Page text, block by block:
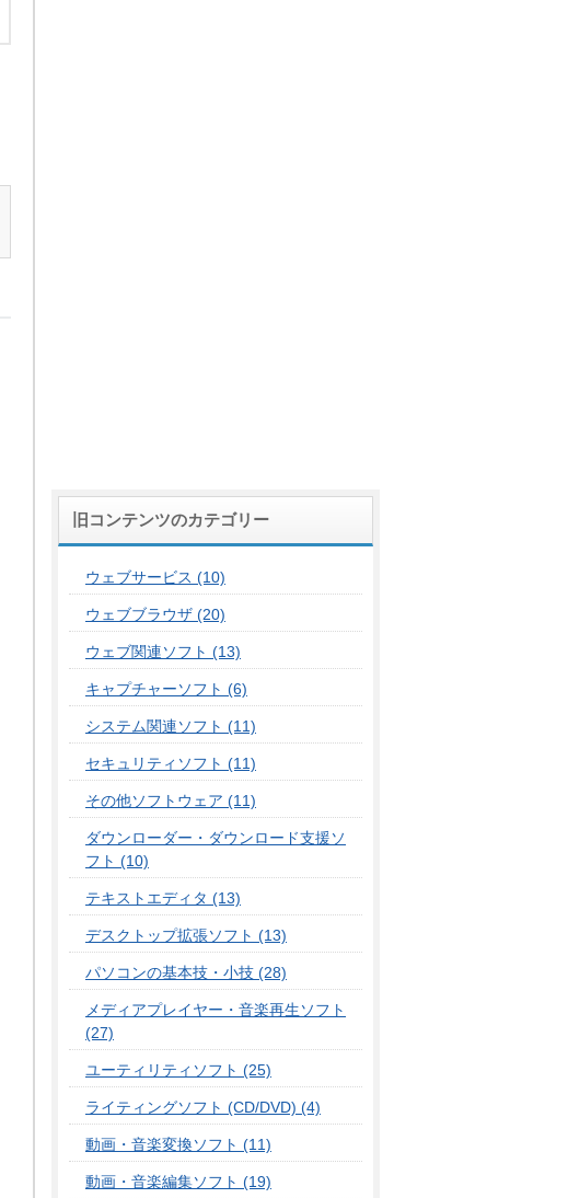
旧コンテンツのカテゴリー
ウェブサービス (10)
ウェブブラウザ (20)
ウェブ関連ソフト (13)
キャプチャーソフト (6)
システム関連ソフト (11)
セキュリティソフト (11)
その他ソフトウェア (11)
ダウンローダー・ダウンロード支援ソ
フト (10)
テキストエディタ (13)
デスクトップ拡張ソフト (13)
パソコンの基本技・小技 (28)
メディアプレイヤー・音楽再生ソフト
(27)
ユーティリティソフト (25)
ライティングソフト (CD/DVD) (4)
動画・音楽変換ソフト (11)
動画・音楽編集ソフト (19)